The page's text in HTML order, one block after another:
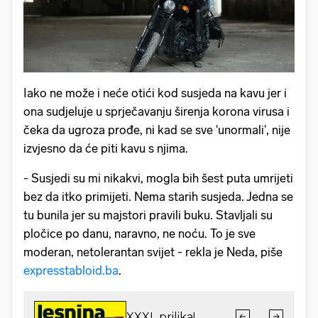
Iako ne može i neće otići kod susjeda na kavu jer i
ona sudjeluje u sprječavanju širenja korona virusa i
čeka da ugroza prođe, ni kad se sve 'unormali', nije
izvjesno da će piti kavu s njima.
- Susjedi su mi nikakvi, mogla bih šest puta umrijeti
bez da itko primijeti. Nema starih susjeda. Jedna se
tu bunila jer su majstori pravili buku. Stavljali su
pločice po danu, naravno, ne noću. To je sve
moderan, netolerantan svijet - rekla je Neda, piše
expresstabloid.ba.